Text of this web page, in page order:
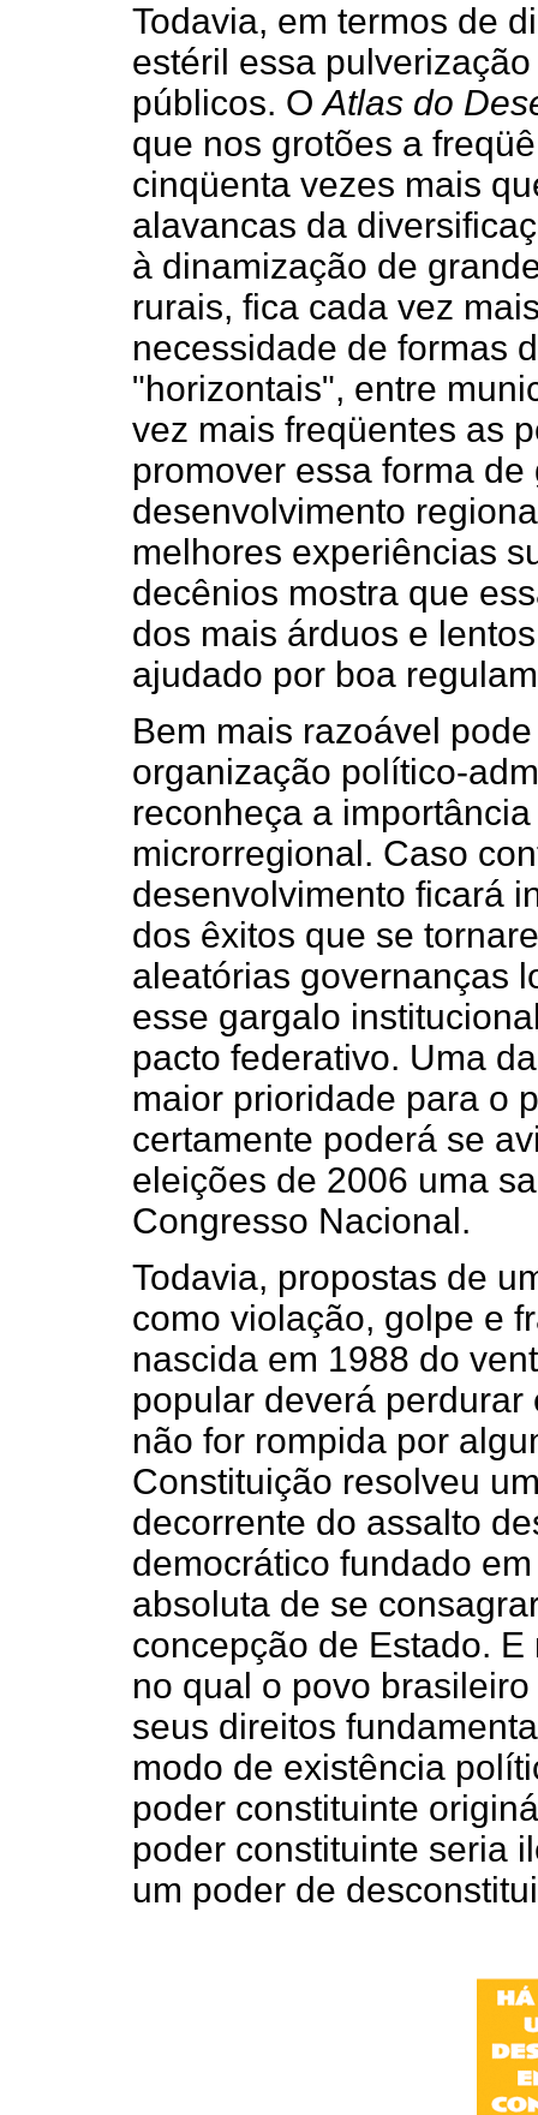
Todavia, em termos de
estéril essa
públicos. OAtlas do
que nos grotões a
cinqüenta vezes mais
alavancas da
à dinamização de
rurais, fica cada vez
necessidade de formas
"horizontais", entre
vez mais freqüentes as
promover essa forma
desenvolvimento
melhores experiências
decênios mostra que
dos mais árduos e
ajudado por boa
Bem mais razoável
organização político-
reconheça a
microrregional. Caso
desenvolvimento ficará
dos êxitos que se
aleatórias governanças
esse gargalo
pacto federativo. Uma
maior prioridade para o
certamente poderá se
eleições de 2006 uma
Congresso Nacional.
Todavia, propostas de
como violação, golpe e
nascida em 1988 do
popular deverá
não for rompida por
Constituição resolveu
decorrente do assalto
democrático fundado
absoluta de se
concepção de Estado.
no qual o povo
seus direitos
modo de existência
poder constituinte
poder constituinte seria
um poder de